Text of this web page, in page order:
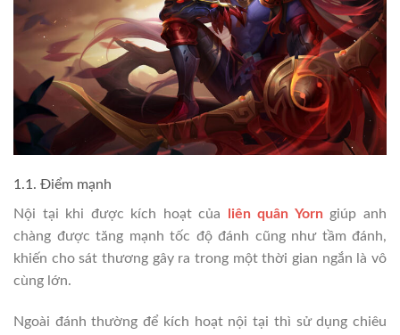
1.1. Điểm mạnh
Nội tại khi được kích hoạt của liên quân Yorn giúp anh
chàng được tăng mạnh tốc độ đánh cũng như tầm đánh,
khiến cho sát thương gây ra trong một thời gian ngắn là vô
cùng lớn.
Ngoài đánh thường để kích hoạt nội tại thì sử dụng chiêu